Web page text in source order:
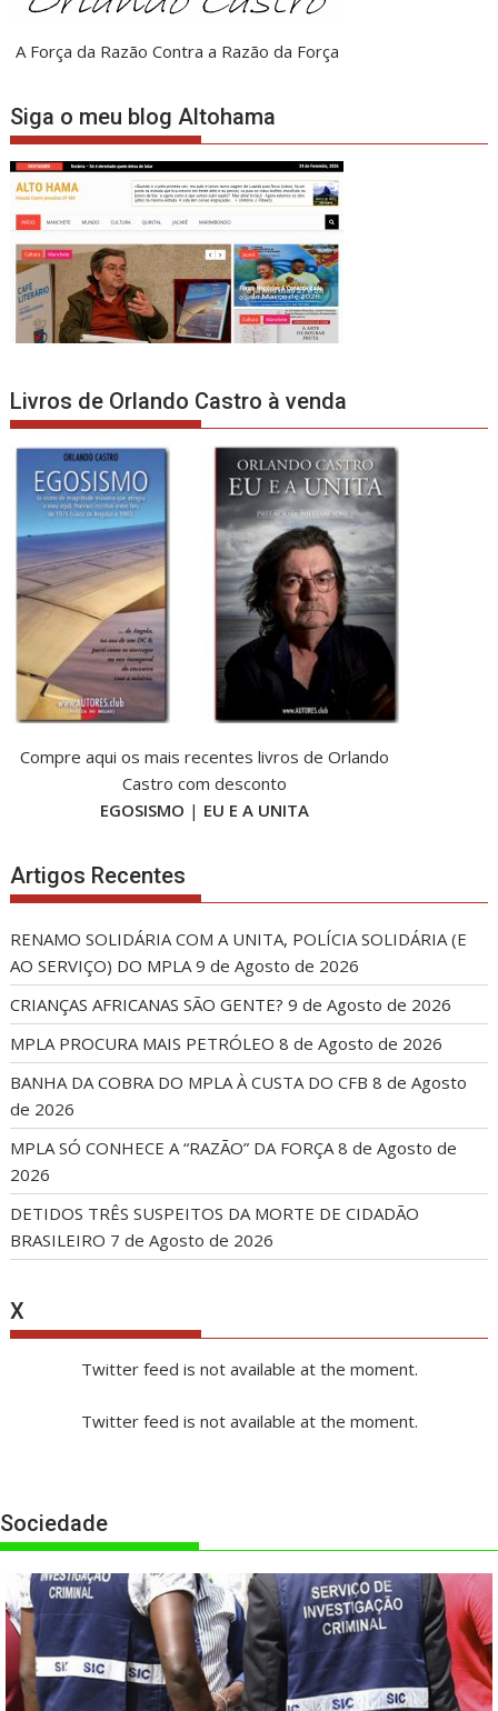
A Força da Razão Contra a Razão da Força
Siga o meu blog Altohama
Livros de Orlando Castro à venda
Compre aqui os mais recentes livros de Orlando
Castro com desconto
EGOSISMO | EU E A UNITA
Artigos Recentes
RENAMO SOLIDÁRIA COM A UNITA, POLÍCIA SOLIDÁRIA (E
AO SERVIÇO) DO MPLA 9 de Agosto de 2026
CRIANÇAS AFRICANAS SÃO GENTE? 9 de Agosto de 2026
MPLA PROCURA MAIS PETRÓLEO 8 de Agosto de 2026
BANHA DA COBRA DO MPLA À CUSTA DO CFB 8 de Agosto
de 2026
MPLA SÓ CONHECE A “RAZÃO” DA FORÇA 8 de Agosto de
2026
DETIDOS TRÊS SUSPEITOS DA MORTE DE CIDADÃO
BRASILEIRO 7 de Agosto de 2026
X
Twitter feed is not available at the moment.
Twitter feed is not available at the moment.
Sociedade